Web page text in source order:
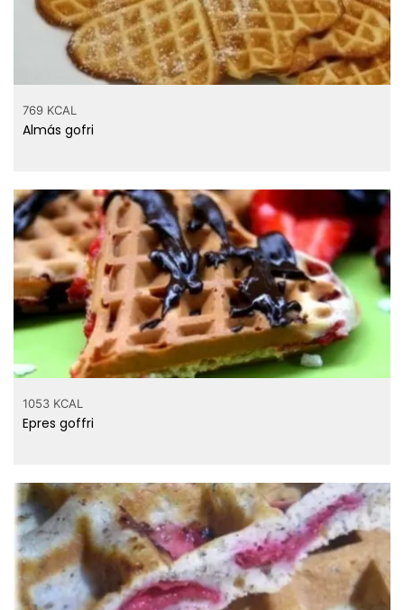
769 KCAL
Almás gofri
1053 KCAL
Epres goffri